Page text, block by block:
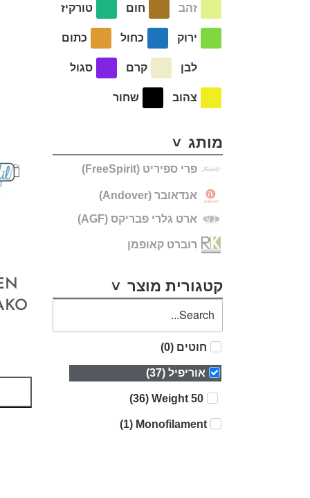
זהב חום טורקיז
ירוק כחול כתום
לבן קרם סגול
צהוב שחור
מותג
פרי ספיריט (FreeSpirit)
אנדאובר (Andover)
ארט גלרי פבריקס (AGF)
רוברט קאופמן
קטגורית מוצר
חוטים (
0
)
אוריפיל (
37
)
50 Weight
(
36
)
Monofilament
(
1
)